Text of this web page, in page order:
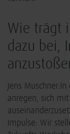
Wie trägt
dazu bei,
Jens Muschner:
anregen, sich
Impulse: Wir